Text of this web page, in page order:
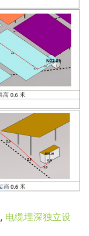
, 电缆埋深独立设